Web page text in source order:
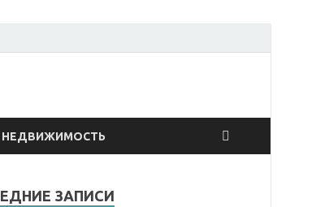
НЕДВИЖИМОСТЬ
ЗАПИСИ